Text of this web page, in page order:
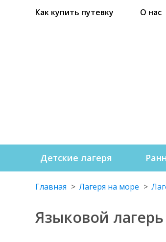
Как купить путевку О нас
Детские лагеря
Главная Лагеря на море
Языковой